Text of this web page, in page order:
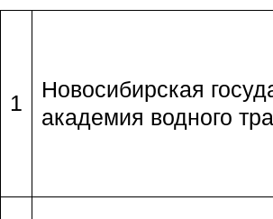
1
Новосибирская
академия водного